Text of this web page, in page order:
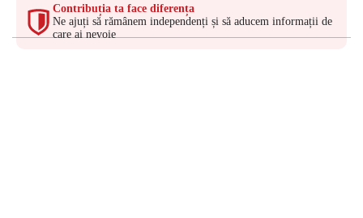
Contribuția ta face diferența
Ne ajuți să rămânem independenți și să aducem informații de
care ai nevoie